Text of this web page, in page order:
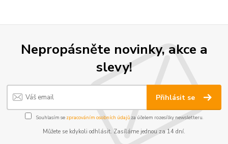
Nepropásněte novinky, akce a
slevy!
Přihlásit se
Souhlasím se zpracováním osobních údajůza účelem rozesílky newsletteru.
Můžete se kdykoli odhlásit. Zasíláme jednou za 14 dní.